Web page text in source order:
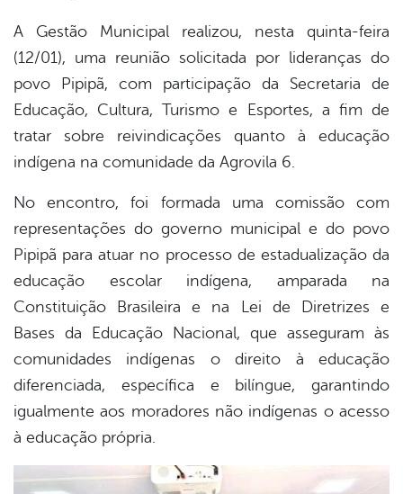
A Gestão Municipal realizou, nesta quinta-feira
(12/01), uma reunião solicitada por lideranças do
povo Pipipã, com participação da Secretaria de
Educação, Cultura, Turismo e Esportes, a fim de
tratar sobre reivindicações quanto à educação
indígena na comunidade da Agrovila 6.
No encontro, foi formada uma comissão com
representações do governo municipal e do povo
Pipipã para atuar no processo de estadualização da
educação escolar indígena, amparada na
Constituição Brasileira e na Lei de Diretrizes e
Bases da Educação Nacional, que asseguram às
comunidades indígenas o direito à educação
diferenciada, específica e bilíngue, garantindo
igualmente aos moradores não indígenas o acesso
à educação própria.